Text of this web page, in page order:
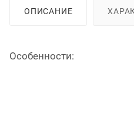
ОПИСАНИЕ
Особенности: